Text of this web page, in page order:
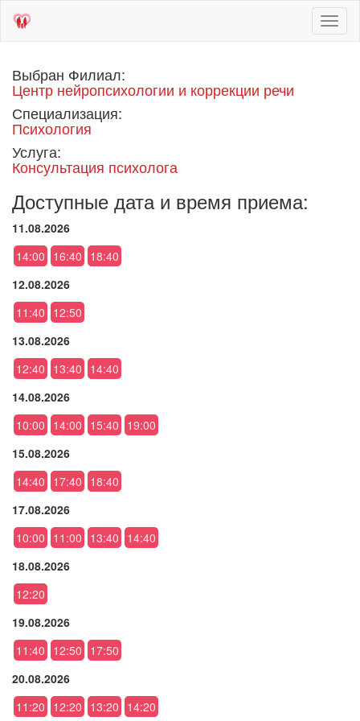
Выбран Филиал:
Центр нейропсихологии и коррекции речи
Специализация:
Психология
Услуга:
Консультация психолога
Доступные дата и время приема:
11.08.2026
14:00 16:40 18:40
12.08.2026
11:40 12:50
13.08.2026
12:40 13:40 14:40
14.08.2026
10:00 14:00 15:40 19:00
15.08.2026
14:40 17:40 18:40
17.08.2026
10:00 11:00 13:40 14:40
18.08.2026
12:20
19.08.2026
11:40 12:50 17:50
20.08.2026
11:20 12:20 13:20 14:20